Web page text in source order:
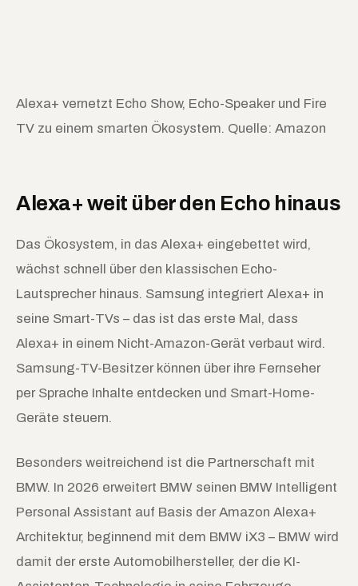
Alexa+ vernetzt Echo Show, Echo-Speaker und Fire
TV zu einem smarten Ökosystem. Quelle: Amazon
Alexa+ weit über den Echo hinaus
Das Ökosystem, in das Alexa+ eingebettet wird,
wächst schnell über den klassischen Echo-
Lautsprecher hinaus. Samsung integriert Alexa+ in
seine Smart-TVs – das ist das erste Mal, dass
Alexa+ in einem Nicht-Amazon-Gerät verbaut wird.
Samsung-TV-Besitzer können über ihre Fernseher
per Sprache Inhalte entdecken und Smart-Home-
Geräte steuern.
Besonders weitreichend ist die Partnerschaft mit
BMW. In 2026 erweitert BMW seinen BMW Intelligent
Personal Assistant auf Basis der Amazon Alexa+
Architektur, beginnend mit dem BMW iX3 – BMW wird
damit der erste Automobilhersteller, der die KI-